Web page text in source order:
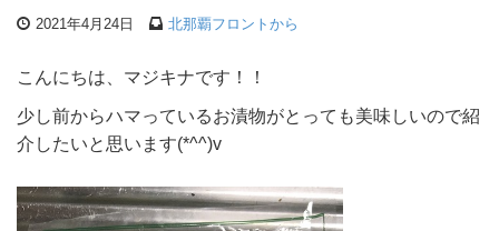
2021年4月24日 北那覇フロントから
こんにちは、マジキナです！！
少し前からハマっているお漬物がとっても美味しいので紹
介したいと思います(*^^)v